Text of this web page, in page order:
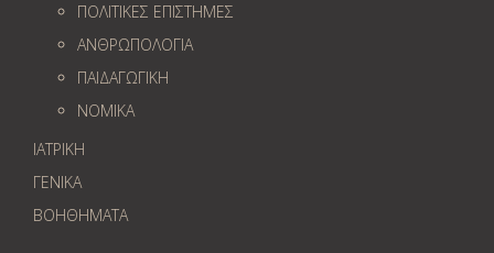
ΠΟΛΙΤΙΚΕΣ ΕΠΙΣΤΗΜΕΣ
ΑΝΘΡΩΠΟΛΟΓΙΑ
ΠΑΙΔΑΓΩΓΙΚΗ
ΝΟΜΙΚΑ
ΙΑΤΡΙΚΗ
ΓΕΝΙΚΑ
ΒΟΗΘΗΜΑΤΑ